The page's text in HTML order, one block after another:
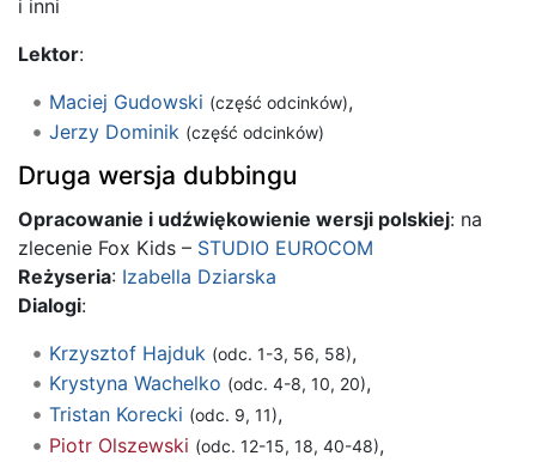
i inni
Lektor:
Maciej Gudowski (część odcinków),
Jerzy Dominik (część odcinków)
Druga wersja dubbingu
Opracowanie i udźwiękowienie wersji polskiej: na
zlecenie Fox Kids – STUDIO EUROCOM
Reżyseria: Izabella Dziarska
Dialogi:
Krzysztof Hajduk (odc. 1-3, 56, 58),
Krystyna Wachelko (odc. 4-8, 10, 20),
Tristan Korecki (odc. 9, 11),
Piotr Olszewski (odc. 12-15, 18, 40-48),